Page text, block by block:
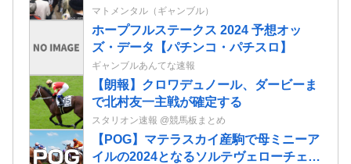
なｗｗｗ
マトメンタル（ギャンブル）
ホープフルステークス 2024 予想オッ
ズ・データ【パチンコ・パチスロ】
ギャンブルあんてな速報
【朗報】クロワデュノール、ダービーま
で北村友一主戦が確定する
スタリオン速報 @競馬板まとめ
【POG】マテラスカイ産駒で母ミニーア
イルの2024となるソルテヴェローチェの